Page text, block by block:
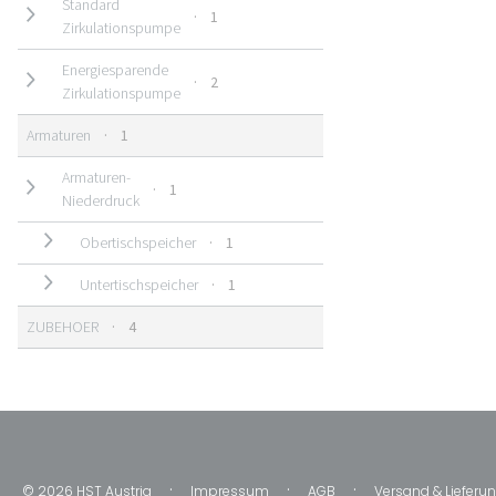
Standard
Zirkulationspumpe
1
Energiesparende
Zirkulationspumpe
2
Armaturen 1
Armaturen-
Niederdruck
1
Obertischspeicher 1
Untertischspeicher 1
ZUBEHOER 44 Produkte
© 2026 HST Austria Impressum AGB Versand &